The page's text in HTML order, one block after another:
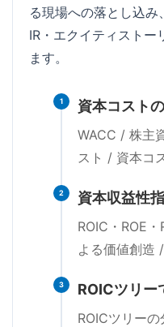
る現場への落とし込み
IR・エクイティストー
ます。
1 資本コスト
WACC / 株主
スト / 資本コ
2 資本収益性
ROIC・ROE
よる価値創造
3 ROICツリー
ROICツリー